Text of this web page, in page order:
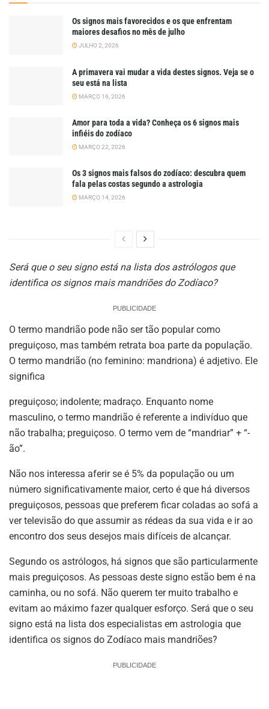
Os signos mais favorecidos e os que enfrentam
maiores desafios no mês de julho
JULHO 2, 2026
A primavera vai mudar a vida destes signos. Veja se o
seu está na lista
MARÇO 16, 2026
Amor para toda a vida? Conheça os 6 signos mais
infiéis do zodíaco
MARÇO 22, 2026
Os 3 signos mais falsos do zodíaco: descubra quem
fala pelas costas segundo a astrologia
MARÇO 14, 2026
Será que o seu signo está na lista dos astrólogos que
identifica os signos mais mandriões do Zodíaco?
PUBLICIDADE
O termo mandrião pode não ser tão popular como
preguiçoso, mas também retrata boa parte da população.
O termo mandrião (no feminino: mandriona) é adjetivo. Ele
significa
preguiçoso; indolente; madraço. Enquanto nome
masculino, o termo mandrião é referente a indivíduo que
não trabalha; preguiçoso. O termo vem de “mandriar” + “-
ão”.
Não nos interessa aferir se é 5% da população ou um
número significativamente maior, certo é que há diversos
preguiçosos, pessoas que preferem ficar coladas ao sofá a
ver televisão do que assumir as rédeas da sua vida e ir ao
encontro dos seus desejos mais difíceis de alcançar.
Segundo os astrólogos, há signos que são particularmente
mais preguiçosos. As pessoas deste signo estão bem é na
caminha, ou no sofá. Não querem ter muito trabalho e
evitam ao máximo fazer qualquer esforço. Será que o seu
signo está na lista dos especialistas em astrologia que
identifica os signos do Zodíaco mais mandriões?
PUBLICIDADE